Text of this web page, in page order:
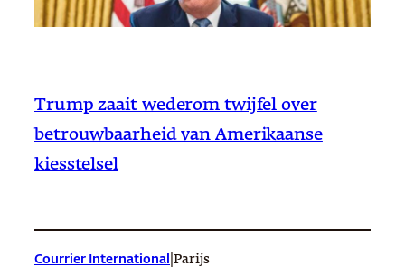
Trump zaait wederom twijfel over
betrouwbaarheid van Amerikaanse
kiesstelsel
Courrier International Parijs